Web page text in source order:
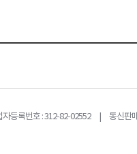
록번호 : 312-82-02552 | 통신판매